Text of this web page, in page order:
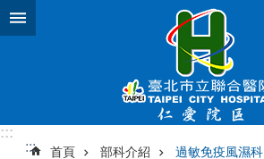
跳到主要內容區塊
:::
:::
首頁 部科介紹 過敏免疫風濕科